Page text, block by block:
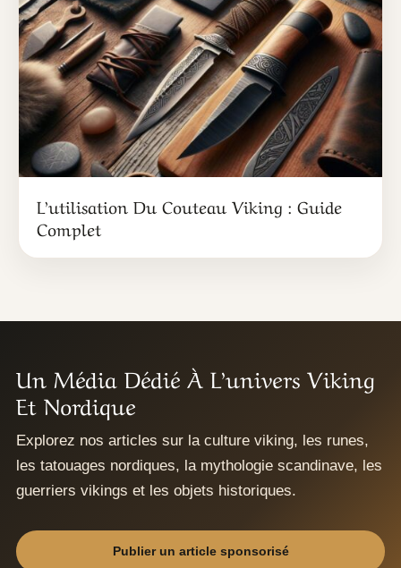
L’utilisation Du Couteau Viking : Guide
Complet
Un Média Dédié À L’univers Viking
Et Nordique
Explorez nos articles sur la culture viking, les runes,
les tatouages nordiques, la mythologie scandinave, les
guerriers vikings et les objets historiques.
Publier un article sponsorisé